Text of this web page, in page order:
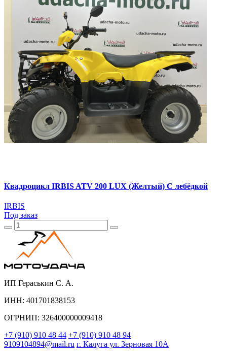
Квадроцикл IRBIS ATV 200 LUX (Желтый) С лебёдкой
IRBIS
Под заказ
ИП Гераськин С. А.
ИНН: 401701838153
ОГРНИП: 326400000009418
+7 (910) 910 48 44 +7 (910) 910 48 94
9109104894@mail.ru г. Калуга ул. Зерновая 10А